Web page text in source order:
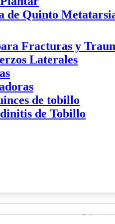
de Quinto
Fracturas y
Laterales
de tobillo
de Tobillo
Asientos